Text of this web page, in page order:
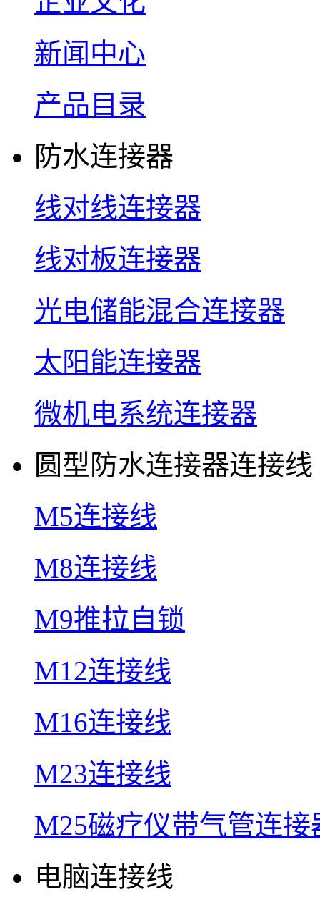
新闻中心
产品目录
防水连接器
线对线连接器
线对板连接器
光电储能混合连接器
太阳能连接器
微机电系统连接器
圆型防水连接器连接线
M5连接线
M8连接线
M9推拉自锁
M12连接线
M16连接线
M23连接线
M25磁疗仪带气管连接
电脑连接线